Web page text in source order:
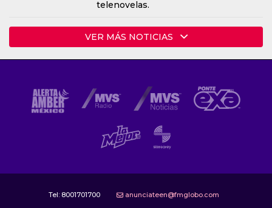
telenovelas.
VER MÁS NOTICIAS
Tel: 8001701700 anunciateen@fmglobo.com